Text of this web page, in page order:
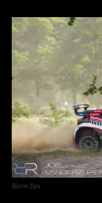
Bjorn Syx